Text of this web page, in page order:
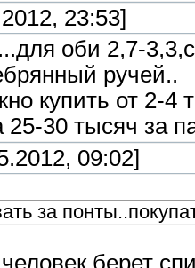
23:53]
оби 2,7-
ручей..
купить от 2-4
25-30 тысяч за
09:02]
за
берет